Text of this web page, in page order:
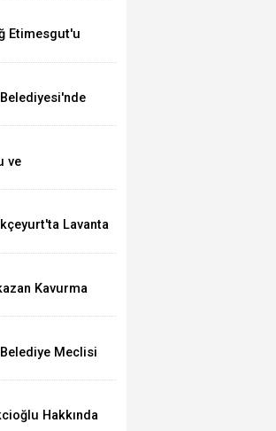
Etimesgut'u
ve
Lavanta
Kavurma
Meclisi
Hakkında